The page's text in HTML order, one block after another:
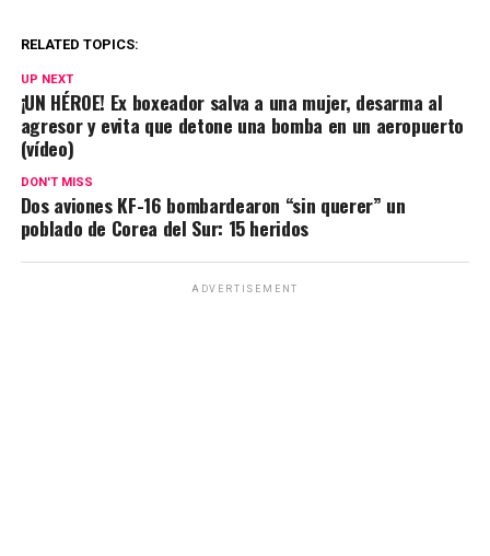
RELATED TOPICS:
UP NEXT
¡UN HÉROE! Ex boxeador salva a una mujer, desarma al
agresor y evita que detone una bomba en un aeropuerto
(vídeo)
DON'T MISS
Dos aviones KF-16 bombardearon “sin querer” un
poblado de Corea del Sur: 15 heridos
ADVERTISEMENT